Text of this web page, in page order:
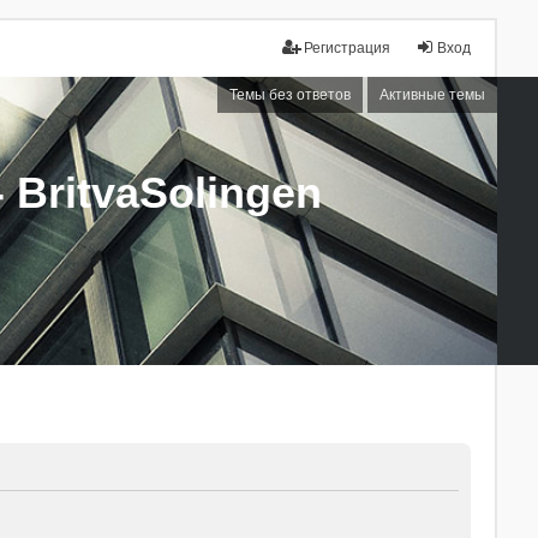
Вход
Регистрация
Темы без ответов Активные темы